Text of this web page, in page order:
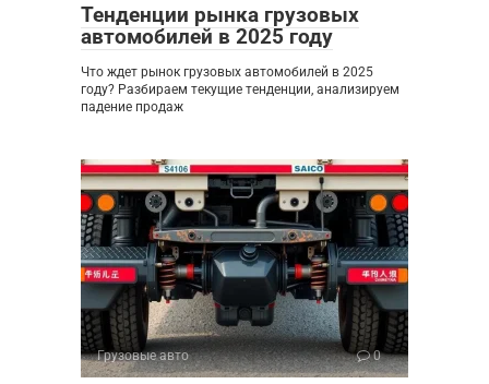
Тенденции рынка грузовых
автомобилей в 2025 году
Что ждет рынок грузовых автомобилей в 2025
году? Разбираем текущие тенденции, анализируем
падение продаж
Грузовые авто 0